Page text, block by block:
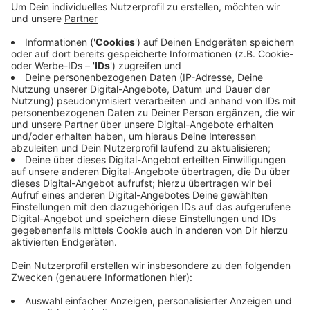
aber größer. Das größte Problem war der Ölunfall
wieder sauber. Baden und Wassersport im See sind
wieder möglich. Dennoch bleibe viel zu tun, heißt
es vom Wupperverband. Von 800
Schadensmeldungen seien 480 abgearbeitet. 22
Menschen sind allein damit betraut.
Veröffentlicht:Donnerstag, 07.07.2022 15:16
Anzeige
Anzeige